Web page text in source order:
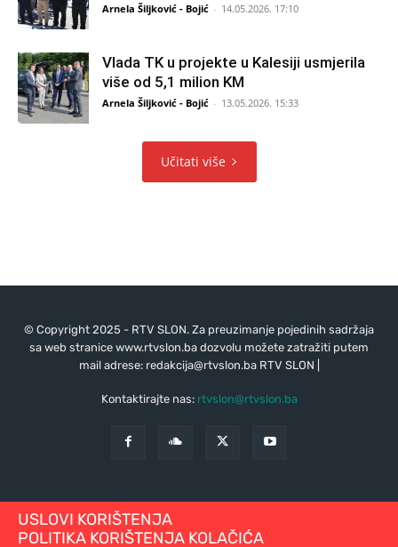
Arnela Šiljković - Bojić - 14.05.2026. 17:10
Vlada TK u projekte u Kalesiji usmjerila
više od 5,1 milion KM
Arnela Šiljković - Bojić - 13.05.2026. 15:33
Učitati više
© Copyright 2025 - RTV SLON. Za preuzimanje pojedinih sadržaja
sa web stranice www.rtvslon.ba dozvolu možete zatražiti putem
mail adrese: redakcija@rtvslon.baRTV SLON |
Kontaktirajte nas: rtvslon@rtvslon.ba
USLOVI KORIŠTENJA
POLITIKA KORIŠTENJA KOLAČIĆA